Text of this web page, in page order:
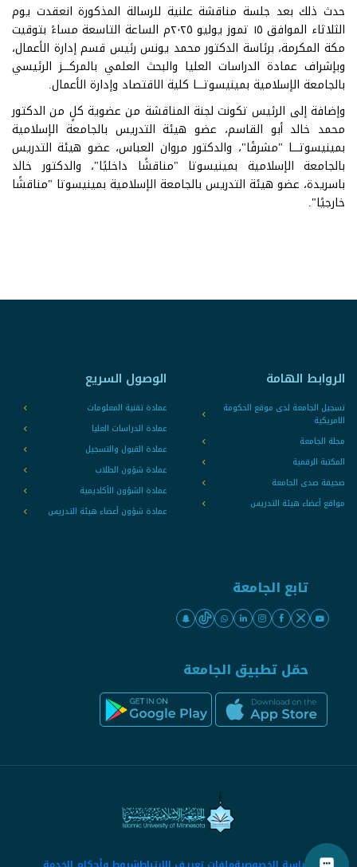
حدث ذلك بعد جلسة مناقشة علنية للرسالة المذكورة انعقدت يوم
الثلاثاء الموافق ١٥ تموز يوليو ٢٠٢٥م الساعة التاسعة مساءً بتوقيت
مكة المكرمة، برئاسة الدكتور محمد يونس رئيس قسم إدارة الأعمال،
وبإشراف عمادة الدراسات العليا والبحث العلمي بالمركـــز الرئيسي
بالجامعة الإسلامية بمينيسوتـــا كلية الاقتصاد وإدارة الأعمال.
وإضافة إلى الرئيس تكونت لجنة المناقشة من عضوية كلٍ من الدكتور
محمد خالد أبو القاسم، عضو هيئة التدريس بالجامعة الإسلامية
بمينيسوتـــا "مشرفًا"، والدكتور مروان العباس، عضو هيئة التدريس
بالجامعة الإسلامية بمينيسوتا "مناقشًا داخليًا"، والدكتور خالد
باسريدة، عضو هيئة التدريس بالجامعة الإسلامية بمينيسوتا "مناقشًا
خارجيًا".
الروابط الهامة
تسجيل الجامعة لدى موقع الحكومة
الامريكية
مجلة الجامعة
المكتبة الرقمية
صحيفة صدى الجامعة
مواقع أعضاء هيئة التدريس
الوصول السريع
عمادة تقنية المعلومات
عمادة الدراسات العليا
عمادة القبول والتسجيل
عمادة شؤون الطلاب
عمادة الشؤون الأكاديمية
عمادة شؤون أعضاء هيئة التدريس
تابع الجامعة
حمّل تطبيق الجامعة